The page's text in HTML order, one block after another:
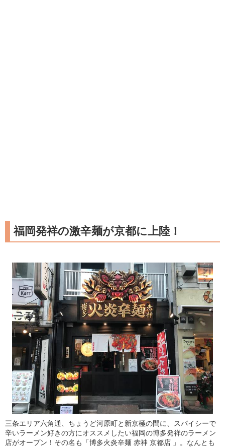
福岡発祥の激辛麺が京都に上陸！
三条エリア六角通、ちょうど河原町と新京極の間に、スパイシーで
辛いラーメン好きの方にオススメしたい福岡の博多発祥のラーメン
店がオープン！その名も「博多火炎辛麺 赤神 京都店 」。なんとも